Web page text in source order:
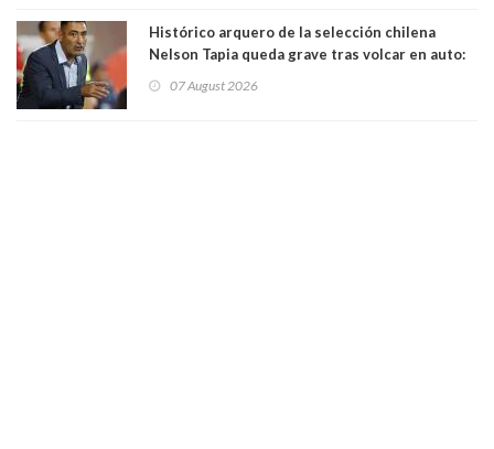
Histórico arquero de la selección chilena
Nelson Tapia queda grave tras volcar en auto:
07 August 2026